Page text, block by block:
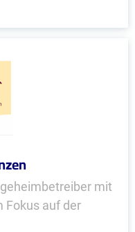
mit
Fokus auf der